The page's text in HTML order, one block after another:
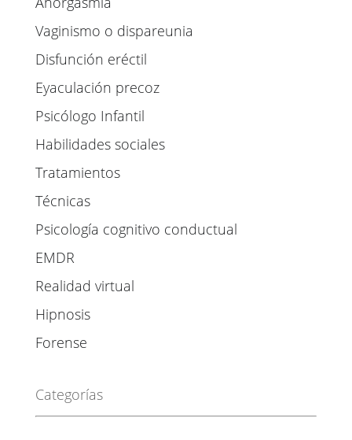
Vaginismo o dispareunia
Disfunción eréctil
Eyaculación precoz
Psicólogo Infantil
Habilidades sociales
Tratamientos
Técnicas
Psicología cognitivo conductual
EMDR
Realidad virtual
Hipnosis
Forense
Categorías